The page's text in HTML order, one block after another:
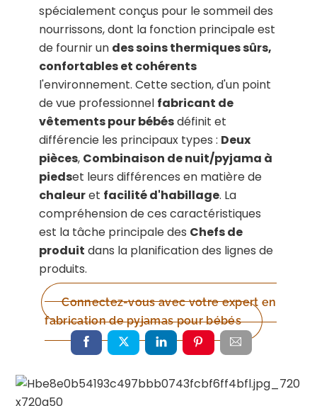
spécialement conçus pour le sommeil des
nourrissons, dont la fonction principale est
de fournir un des soins thermiques sûrs,
confortables et cohérents
l'environnement. Cette section, d'un point
de vue professionnel fabricant de
vêtements pour bébésdéfinit et
différencie les principaux types : Deux
pièces, Combinaison de nuit/pyjama à
piedset leurs différences en matière de
chaleuret facilité d'habillage. La
compréhension de ces caractéristiques
est la tâche principale des Chefs de
produit dans la planification des lignes de
produits.
Connectez-vous avec votre expert en
fabrication de pyjamas pour bébés